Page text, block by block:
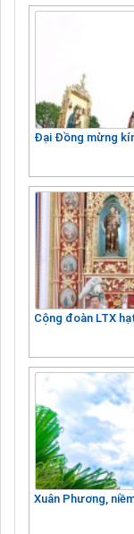
Đại Đồng mừng
Cộng đoàn LTX
Xuân Phương,